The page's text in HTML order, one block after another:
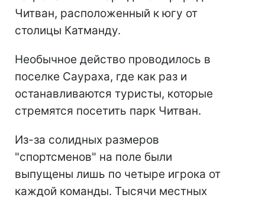
Читван, расположенный к югу от
столицы Катманду.
Необычное действо проводилось в
поселке Саураха, где как раз и
останавливаются туристы, которые
стремятся посетить парк Читван.
Из-за солидных размеров
"спортсменов" на поле были
выпущены лишь по четыре игрока от
каждой команды. Тысячи местных